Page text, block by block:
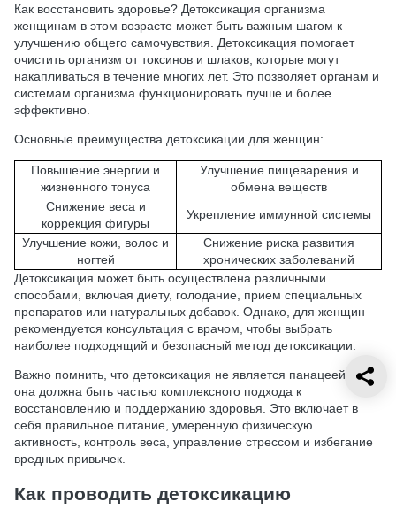
Как восстановить здоровье? Детоксикация организма
женщинам в этом возрасте может быть важным шагом к
улучшению общего самочувствия. Детоксикация помогает
очистить организм от токсинов и шлаков, которые могут
накапливаться в течение многих лет. Это позволяет органам и
системам организма функционировать лучше и более
эффективно.
Основные преимущества детоксикации для женщин:
Повышение энергии и
жизненного тонуса
Улучшение пищеварения и
обмена веществ
Снижение веса и
коррекция фигуры
Укрепление иммунной системы
Улучшение кожи, волос и
ногтей
Снижение риска развития
хронических заболеваний
Детоксикация может быть осуществлена различными
способами, включая диету, голодание, прием специальных
препаратов или натуральных добавок. Однако, для женщин
рекомендуется консультация с врачом, чтобы выбрать
наиболее подходящий и безопасный метод детоксикации.
Важно помнить, что детоксикация не является панацеей, и
она должна быть частью комплексного подхода к
восстановлению и поддержанию здоровья. Это включает в
себя правильное питание, умеренную физическую
активность, контроль веса, управление стрессом и избегание
вредных привычек.
Как проводить детоксикацию